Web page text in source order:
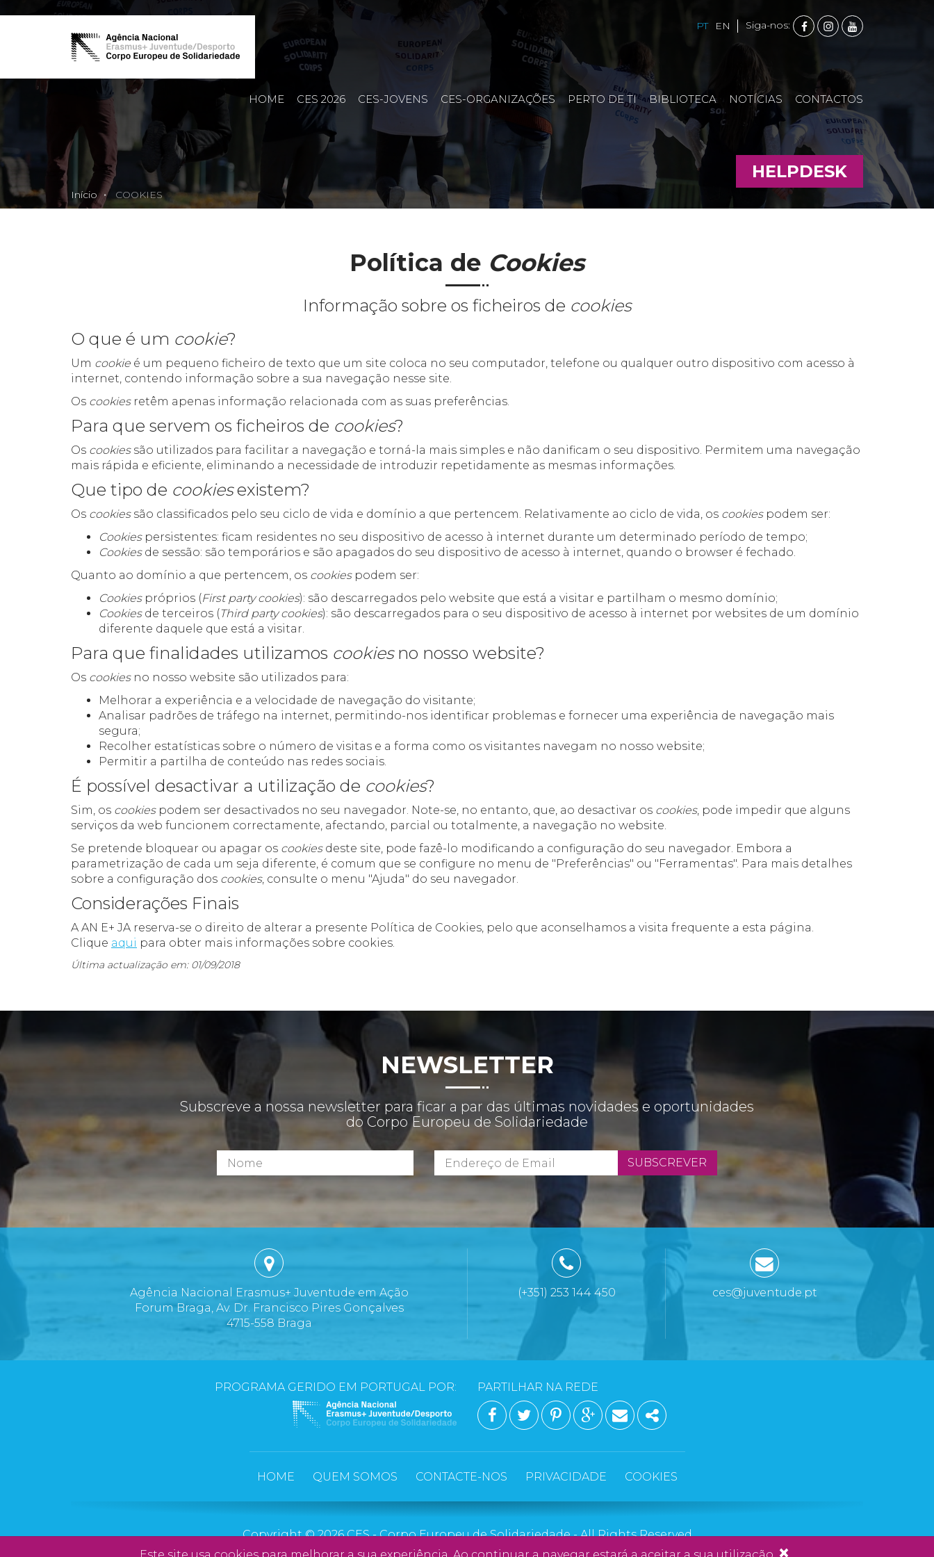
PT EN Siga-nos: FACEBOOK
INSTAGRAM
YOUTUBE
HOME CES 2026 CES-JOVENS CES-ORGANIZAÇÕES PERTO DE TI BIBLIOTECA NOTÍCIAS CONTACTOS
HELPDESK
Início COOKIES
Política de Cookies
Informação sobre os ficheiros de cookies
O que é um cookie?
Um cookie é um pequeno ficheiro de texto que um site coloca no seu computador, telefone ou qualquer outro dispositivo com acesso à
internet, contendo informação sobre a sua navegação nesse site.
Os cookiesretêm apenas informação relacionada com as suas preferências.
Para que servem os ficheiros de cookies?
Os cookiessão utilizados para facilitar a navegação e torná-la mais simples e não danificam o seu dispositivo. Permitem uma navegação
mais rápida e eficiente, eliminando a necessidade de introduzir repetidamente as mesmas informações.
Que tipo de cookiesexistem?
Os cookies são classificados pelo seu ciclo de vida e domínio a que pertencem. Relativamente ao ciclo de vida, os cookies podem ser:
Cookies persistentes: ficam residentes no seu dispositivo de acesso à internet durante um determinado período de tempo;
Cookies de sessão: são temporários e são apagados do seu dispositivo de acesso à internet, quando o browser é fechado.
Quanto ao domínio a que pertencem, os cookies podem ser:
Cookies próprios (First party cookies): são descarregados pelo website que está a visitar e partilham o mesmo domínio;
Cookies de terceiros (Third party cookies): são descarregados para o seu dispositivo de acesso à internet por websites de um domínio
diferente daquele que está a visitar.
Para que finalidades utilizamos cookies no nosso website?
Os cookies no nosso website são utilizados para:
Melhorar a experiência e a velocidade de navegação do visitante;
Analisar padrões de tráfego na internet, permitindo-nos identificar problemas e fornecer uma experiência de navegação mais
segura;
Recolher estatísticas sobre o número de visitas e a forma como os visitantes navegam no nosso website;
Permitir a partilha de conteúdo nas redes sociais.
É possível desactivar a utilização de cookies?
Sim, os cookiespodem ser desactivados no seu navegador. Note-se, no entanto, que, ao desactivar os cookies, pode impedir que alguns
serviços da web funcionem correctamente, afectando, parcial ou totalmente, a navegação no website.
Se pretende bloquear ou apagar os cookiesdeste site, pode fazê-lo modificando a configuração do seu navegador. Embora a
parametrização de cada um seja diferente, é comum que se configure no menu de "Preferências" ou "Ferramentas". Para mais detalhes
sobre a configuração dos cookies, consulte o menu "Ajuda" do seu navegador.​
Considerações Finais
A AN E+ JA reserva-se o direito de alterar a presente Política de Cookies, pelo que aconselhamos a visita frequente a esta página.
Clique aqui para obter mais informações sobre cookies.
Última actualização em: 01/09/2018
NEWSLETTER
Subscreve a nossa newsletter para ficar a par das últimas novidades e oportunidades
do Corpo Europeu de Solidariedade
SUBSCREVER
Agência Nacional Erasmus+ Juventude em Ação
Forum Braga, Av. Dr. Francisco Pires Gonçalves
4715-558 Braga
(+351) 253 144 450 ces@juventude.pt
PROGRAMA GERIDO EM PORTUGAL POR: PARTILHAR NA REDE
FACEBOOK
TWITTERPINTEREST
GOOGLE PLUS
EMAILSHARE
HOME QUEM SOMOS CONTACTE-NOS PRIVACIDADE COOKIES
Copyright © 2026 CES - Corpo Europeu de Solidariedade - All Rights Reserved
WebDesign byGlobal Pixel